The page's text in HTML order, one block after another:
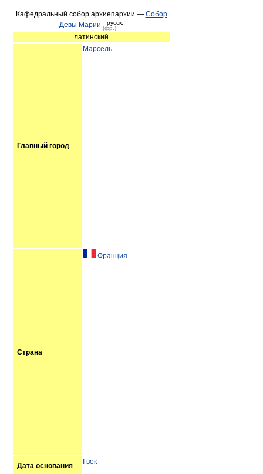
Кафедральный собор архиепархии — Собор
Девы Марии (фр.)
русск.
латинский
Главный город
Марсель
Страна
Франция
Дата основания I век